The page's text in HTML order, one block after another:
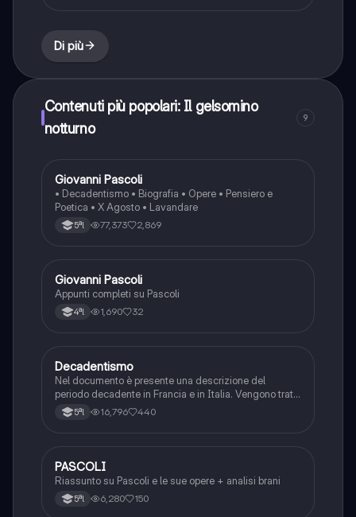
Di più
Contenuti più popolari: Il gelsomino
notturno
9
Italiano
Giovanni Pascoli
• Decadentismo • Biografia • Opere • Pensiero e
Poetica • X Agosto • Lavandare
5ªl 77,373 2,869
Italiano
Giovanni Pascoli
Appunti completi su Pascoli
4ªl 1,690 32
Italiano
Decadentismo
Nel documento è presente una descrizione del
periodo decadente in Francia e in Italia. Vengono tratti
"Charles Baudelaire", "Giovanni Pascoli" e i poeti
maledetti. di questi autori sono spiegati alcuni
5ªl 16,796 440
Italiano
PASCOLI
Riassunto su Pascoli e le sue opere + analisi brani
5ªl 6,280 150